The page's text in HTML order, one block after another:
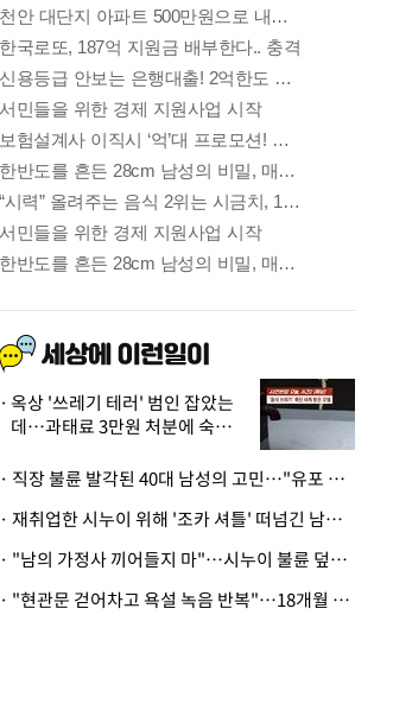
옥상 '쓰레기 테러' 범인 잡았는
데…과태료 3만원 처분에 숙박업
· 직장 불륜 발각된 40대 남성의 고민…"유포 동료 명예훼손·협박죄 고소 가능할까"
· 재취업한 시누이 위해 '조카 셔틀' 떠넘긴 남편…아내 "난 못한다"
· "남의 가정사 끼어들지 마"…시누이 불륜 덮으려는 남편에 억울한 아내
· "현관문 걷어차고 욕설 녹음 반복"…18개월 아기 키우는 집 뒤흔든 '앞집의 비극'